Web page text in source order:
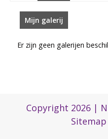
Mijn galerij
Er zijn geen galerijen
Copyright 2026 |
Sitemap